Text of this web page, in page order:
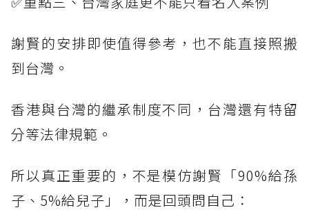
謝賢的安排即使值得參考，也不能直接照搬
到台灣。
香港與台灣的繼承制度不同，台灣還有特留
分等法律規範。
所以真正重要的，不是模仿謝賢「90%給孫
子、5%給兒子」，而是回頭問自己：